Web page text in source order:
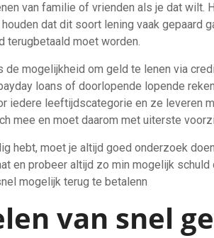
van familie of vrienden als je dat wilt.
dat dit soort lening vaak gepaard
terugbetaald moet worden.
mogelijkheid om geld te lenen via
loans of doorlopende lopende
iedere leeftijdscategorie en ze leveren
mee en moet daarom met uiterste
hebt, moet je altijd goed onderzoek
en probeer altijd zo min mogelijk schuld
mogelijk terug te betalenn
van snel